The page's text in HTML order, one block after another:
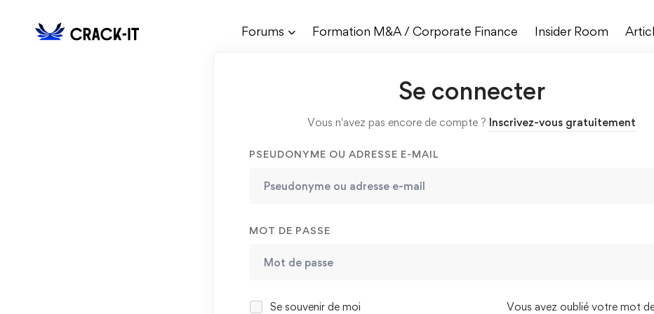
Forums Formation M&A / Corporate Finance Insider Room
Se connecter
Vous n'avez pas encore de compte ? Inscrivez-vous gratuitement
PSEUDONYME OU ADRESSE E-MAIL
MOT DE PASSE
Se souvenir de moi Vous avez oublié votre mot